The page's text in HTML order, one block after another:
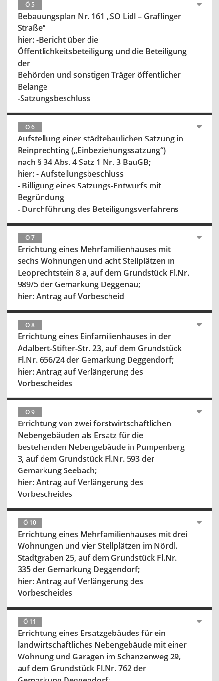
Ö 5
Bebauungsplan Nr. 161 „SO Lidl – Graflinger
Straße“
hier: -Bericht über die
Öffentlichkeitsbeteiligung und die Beteiligung
der
Behörden und sonstigen Träger öffentlicher
Belange
-Satzungsbeschluss
Ö 6
Aufstellung einer städtebaulichen Satzung in
Reinprechting („Einbeziehungssatzung“)
nach § 34 Abs. 4 Satz 1 Nr. 3 BauGB;
hier: - Aufstellungsbeschluss
- Billigung eines Satzungs-Entwurfs mit
Begründung
- Durchführung des Beteiligungsverfahrens
Ö 7
Errichtung eines Mehrfamilienhauses mit
sechs Wohnungen und acht Stellplätzen in
Leoprechtstein 8 a, auf dem Grundstück Fl.Nr.
989/5 der Gemarkung Deggenau;
hier: Antrag auf Vorbescheid
Ö 8
Errichtung eines Einfamilienhauses in der
Adalbert-Stifter-Str. 23, auf dem Grundstück
Fl.Nr. 656/24 der Gemarkung Deggendorf;
hier: Antrag auf Verlängerung des
Vorbescheides
Ö 9
Errichtung von zwei forstwirtschaftlichen
Nebengebäuden als Ersatz für die
bestehenden Nebengebäude in Pumpenberg
3, auf dem Grundstück Fl.Nr. 593 der
Gemarkung Seebach;
hier: Antrag auf Verlängerung des
Vorbescheides
Ö 10
Errichtung eines Mehrfamilienhauses mit drei
Wohnungen und vier Stellplätzen im Nördl.
Stadtgraben 25, auf dem Grundstück Fl.Nr.
335 der Gemarkung Deggendorf;
hier: Antrag auf Verlängerung des
Vorbescheides
Ö 11
Errichtung eines Ersatzgebäudes für ein
landwirtschaftliches Nebengebäude mit einer
Wohnung und Garagen im Schanzenweg 29,
auf dem Grundstück Fl.Nr. 762 der